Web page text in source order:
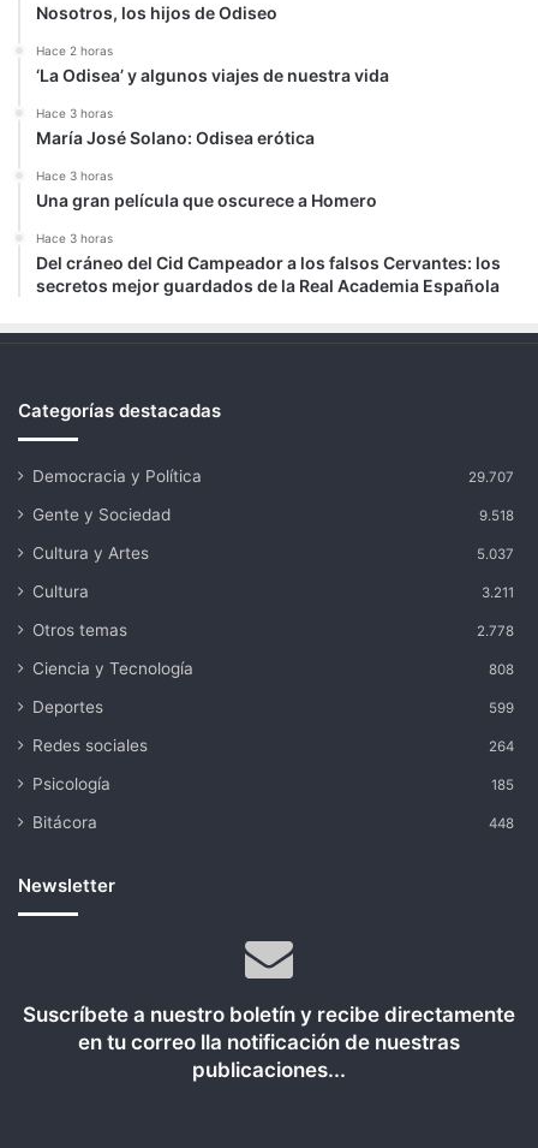
Nosotros, los hijos de Odiseo
Hace 2 horas
‘La Odisea’ y algunos viajes de nuestra vida
Hace 3 horas
María José Solano: Odisea erótica
Hace 3 horas
Una gran película que oscurece a Homero
Hace 3 horas
Del cráneo del Cid Campeador a los falsos Cervantes: los
secretos mejor guardados de la Real Academia Española
Categorías destacadas
Democracia y Política 29.707
Gente y Sociedad 9.518
Cultura y Artes 5.037
Cultura 3.211
Otros temas 2.778
Ciencia y Tecnología 808
Deportes 599
Redes sociales 264
Psicología 185
Bitácora 448
Newsletter
Suscríbete a nuestro boletín y recibe directamente
en tu correo lla notificación de nuestras
publicaciones...